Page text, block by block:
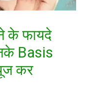
के फायदे
Basis
कर